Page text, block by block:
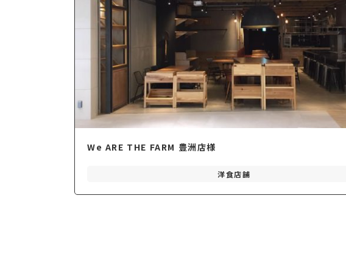
We ARE THE FARM 豊洲店様
洋食店舗